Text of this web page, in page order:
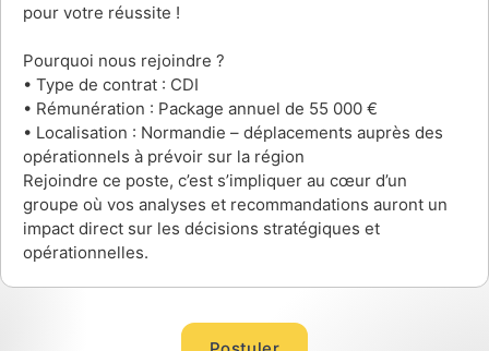
pour votre réussite !
Pourquoi nous rejoindre ?
• Type de contrat : CDI
• Rémunération : Package annuel de 55 000 €
• Localisation : Normandie – déplacements auprès des
opérationnels à prévoir sur la région
Rejoindre ce poste, c’est s’impliquer au cœur d’un
groupe où vos analyses et recommandations auront un
impact direct sur les décisions stratégiques et
opérationnelles.